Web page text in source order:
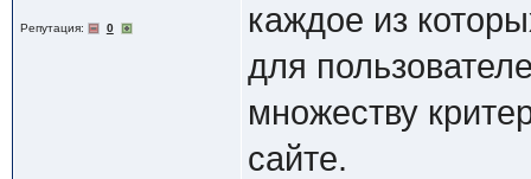
Репутация: 0
каждое из
для
множеству
сайте.